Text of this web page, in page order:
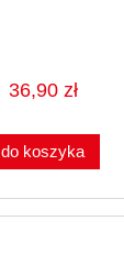
36,90 zł
do koszyka